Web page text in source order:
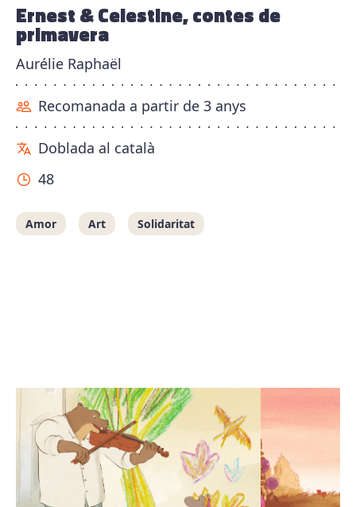
Ernest & Celestine, contes de
primavera
Aurélie Raphaël
Recomanada a partir de 3 anys
Doblada al català
48
Amor Art Solidaritat